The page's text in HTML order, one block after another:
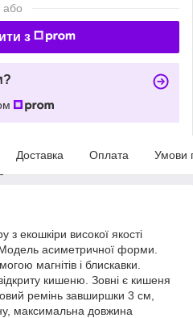
або
з
Доставка Оплата Умови
екошкіри високої якості
асиметричної форми.
магнітів і блискавки.
кишеню. Зовні є кишеня
ремінь завширшки 3 см,
максимальна довжина